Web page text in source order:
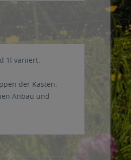
1l variiert.
der Kästen.
Anbau und